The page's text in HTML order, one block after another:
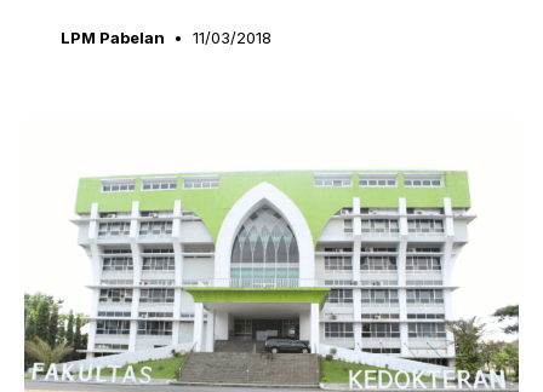
LPM Pabelan 11/03/2018